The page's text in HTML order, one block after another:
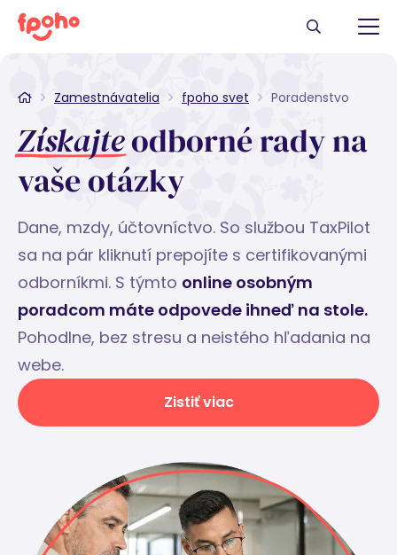
Zamestnávatelia fpoho svet Poradenstvo
Získajteodborné rady na
vaše otázky
Dane, mzdy, účtovníctvo. So službou TaxPilot
sa na pár kliknutí prepojíte s certifikovanými
odborníkmi. S týmto online osobným
poradcom máte odpovede ihneď na stole.
Pohodlne, bez stresu a neistého hľadania na
webe.
Zistiť viac